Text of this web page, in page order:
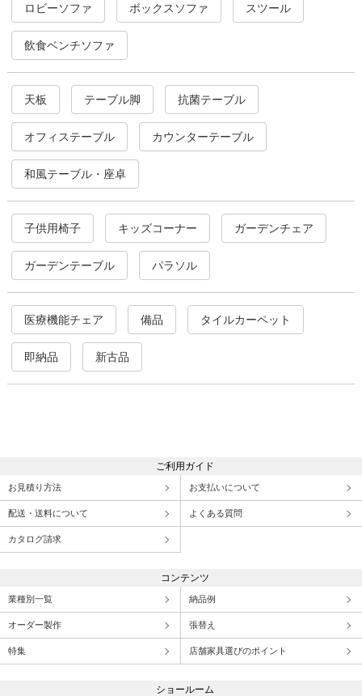
ロビーソファ ボックスソファ スツール
飲食ベンチソファ
天板 テーブル脚 抗菌テーブル
オフィステーブル カウンターテーブル
和風テーブル・座卓
子供用椅子 キッズコーナー ガーデンチェア
ガーデンテーブル パラソル
医療機能チェア 備品 タイルカーペット
即納品 新古品
ご利用ガイド
お見積り方法 お支払いについて
配送・送料について よくある質問
カタログ請求
コンテンツ
業種別一覧 納品例
オーダー製作 張替え
特集 店舗家具選びのポイント
ショールーム